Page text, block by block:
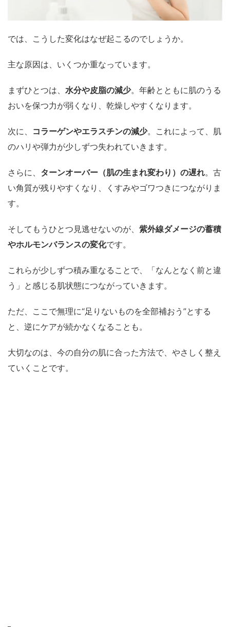
では、こうした変化はなぜ起こるのでしょうか。
主な原因は、いくつか重なっています。
まずひとつは、 水分や皮脂の減少。年齢とともに肌のうる
おいを保つ力が弱くなり、乾燥しやすくなります。
次に、 コラーゲンやエラスチンの減少。これによって、肌
のハリや弾力が少しずつ失われていきます。
さらに、 ターンオーバー（肌の生まれ変わり）の遅れ。古
い角質が残りやすくなり、くすみやゴワつきにつながりま
す。
そしてもうひとつ見逃せないのが、 紫外線ダメージの蓄積
やホルモンバランスの変化です。
これらが少しずつ積み重なることで、「なんとなく前と違
う」と感じる肌状態につながっていきます。
ただ、ここで無理に“足りないものを全部補おう”とする
と、逆にケアが続かなくなることも。
大切なのは、今の自分の肌に合った方法で、やさしく整え
ていくことです。